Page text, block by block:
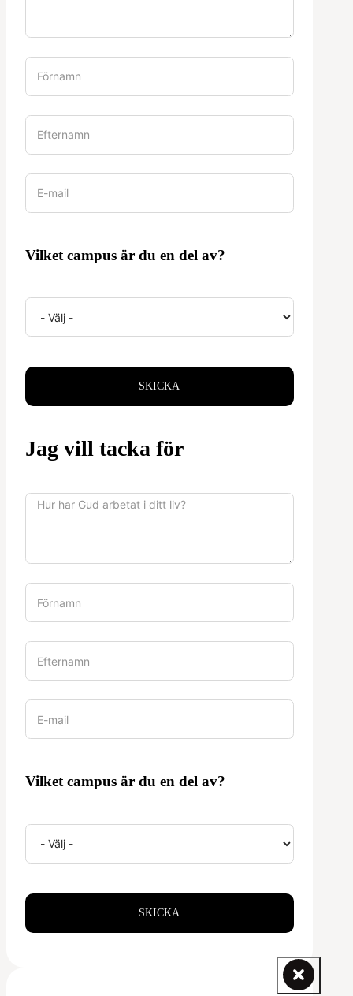
Vilket campus är du en del av?
SKICKA
Jag vill tacka för
Vilket campus är du en del av?
SKICKA